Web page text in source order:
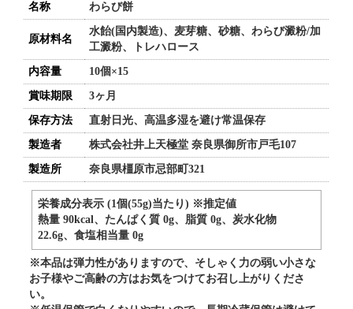
名称 わらび餅
原材料名
水飴(国内製造)、麦芽糖、砂糖、わらび澱粉/加
工澱粉、トレハロース
内容量 10個×15
賞味期限 3ヶ月
保存方法 直射日光、高温多湿を避け常温保存
製造者 株式会社井上天極堂 奈良県御所市戸毛107
製造所 奈良県橿原市忌部町321
栄養成分表示 (1個(55g)当たり) ※推定値
熱量 90kcal、たんぱく質 0g、脂質 0g、炭水化物
22.6g、食塩相当量 0g
※本品は弾力性がありますので、そしゃく力の弱い小さな
お子様やご高齢の方はお気をつけてお召し上がりくださ
い。